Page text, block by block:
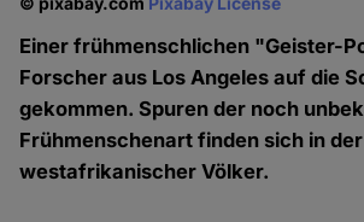
Einer frühmenschlichen "Geister-
Forscher aus Los Angeles auf die
gekommen. Spuren der noch
Frühmenschenart finden sich in
westafrikanischer Völker.